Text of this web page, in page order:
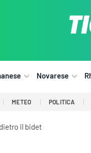
Novarese
METEO POLITICA
il bidet